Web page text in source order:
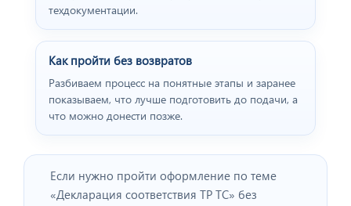
техдокументации.
Как пройти без возвратов
Разбиваем процесс на понятные этапы и заранее
показываем, что лучше подготовить до подачи, а
что можно донести позже.
Если нужно пройти оформление по теме
«Декларация соответствия ТР ТС» без